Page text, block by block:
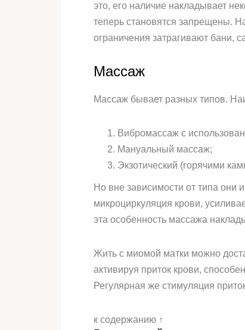
это, его наличие накладывает
теперь становятся запрещены.
ограничения затрагивают бани,
Массаж
Массаж бывает разных типов.
Вибромассаж с
Мануальный массаж;
Экзотический (горячими
Но вне зависимости от типа они
микроциркуляция крови,
эта особенность массажа
Жить с миомой матки можно
активируя приток крови,
Регулярная же стимуляция
к содержанию ↑